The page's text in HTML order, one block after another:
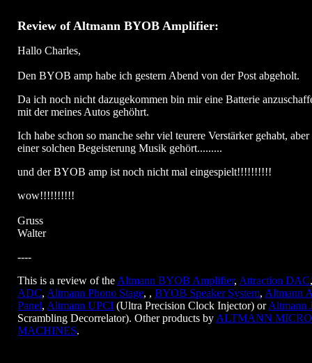
Review of Altmann BYOB Amplifier:
Hallo Charles,
Den BYOB amp habe ich gestern Abend von der Post abgeholt.
Da ich noch nicht dazugekommen bin mir eine Batterie
mit der meines Autos gehöhrt.
Ich habe schon so manche sehr viel teurere Verstärker gehabt,
einer solchen Begeisterung Musik gehört.........
und der BYOB amp ist noch nicht mal eingespielt!!!!!!!!!!
wow!!!!!!!!!!
Gruss
Walter
----
This is a review of the Altmann BYOB Amplifier, Attraction DAC
ADC, Altmann Phono Stage, , BYOB Speaker System, Altmann
Panel, Altmann UPCI (Ultra Precision Clock Injector) orAltmann
Scrambling Decorrelator). Other products by ALTMANN MICRO
MACHINES.